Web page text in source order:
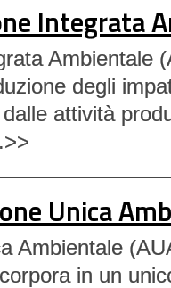
Integrata
Ambientale
degli
attività
Unica
Ambientale
in un